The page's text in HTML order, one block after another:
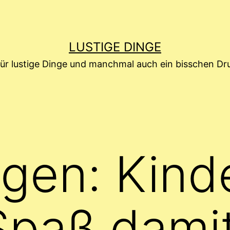
LUSTIGE DINGE
lustige Dinge und manchmal auch ein bisschen